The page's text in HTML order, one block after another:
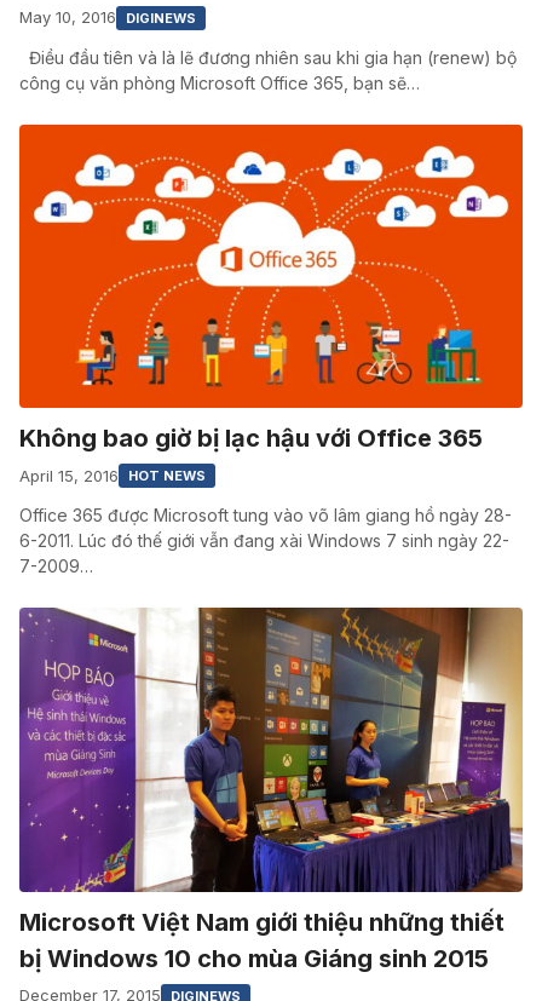
May 10, 2016 DIGINEWS
Điều đầu tiên và là lẽ đương nhiên sau khi gia hạn (renew) bộ
công cụ văn phòng Microsoft Office 365, bạn sẽ…
Không bao giờ bị lạc hậu với Office 365
April 15, 2016 HOT NEWS
Office 365 được Microsoft tung vào võ lâm giang hồ ngày 28-
6-2011. Lúc đó thế giới vẫn đang xài Windows 7 sinh ngày 22-
7-2009…
Microsoft Việt Nam giới thiệu những thiết
bị Windows 10 cho mùa Giáng sinh 2015
December 17, 2015 DIGINEWS